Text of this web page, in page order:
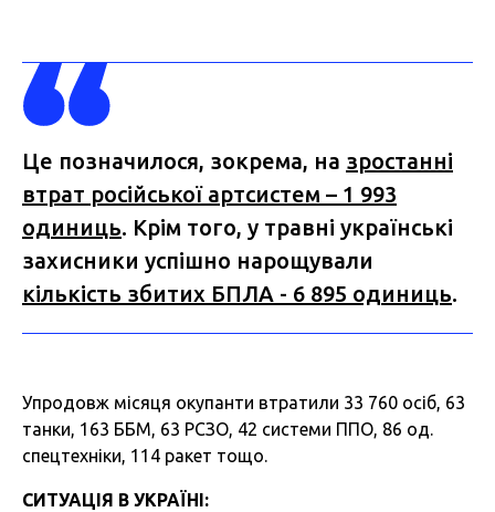
Це позначилося, зокрема, на зростанні
втрат російської артсистем – 1 993
одиниць. Крім того, у травні українські
захисники успішно нарощували
кількість збитих БПЛА - 6 895 одиниць.
Упродовж місяця окупанти втратили 33 760 осіб, 63
танки, 163 ББМ, 63 РСЗО, 42 системи ППО, 86 од.
спецтехніки, 114 ракет тощо.
СИТУАЦІЯ В УКРАЇНІ: